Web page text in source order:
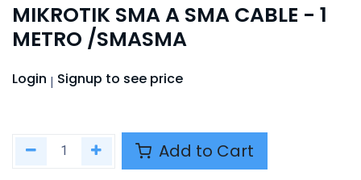
MIKROTIK SMA A SMA CABLE - 1
METRO /SMASMA
Login | Signup to see price
Add to Cart